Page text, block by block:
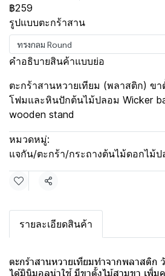
฿259
รูปแบบตะกร้าสาน
ทรงกลม Round
คำอธิบายสินค้าแบบย่อ
ตะกร้าสานหวายเทียม (พลาสติก) ข
โฟมและหินปักต้นไม้ปลอม Wicker
wooden stand
หมวดหมู่:
แจกัน/ตะกร้า/กระถางต้นไม้ดอกไม้
แชร์
รายละเอียดสินค้า
ตะกร้าสานหวายเทียมทำจากพลาสติก
ได้มินิมอลน่าใช้ มีขาตั้งไม้สามขา เพิ่ม